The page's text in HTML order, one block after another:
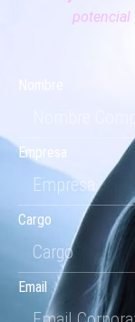
potencial
Empresa
Cargo
Email